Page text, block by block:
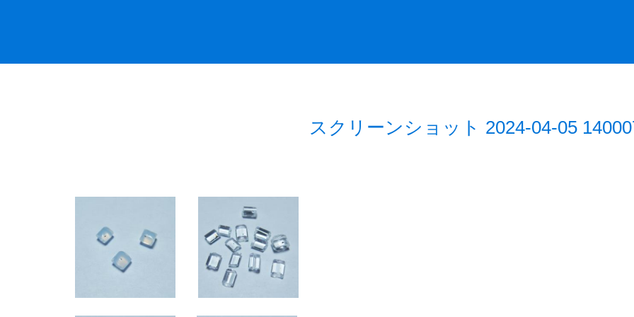
スクリーンショット 2024-04-05